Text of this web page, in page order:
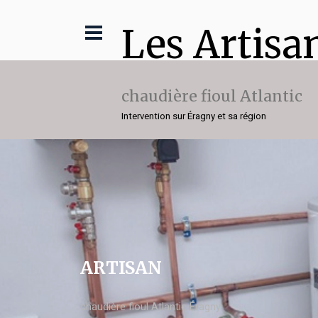
Les
chaudière fioul Atlantic
Intervention sur Éragny et sa région
ARTISAN
chaudière fioul Atlantic Éragny